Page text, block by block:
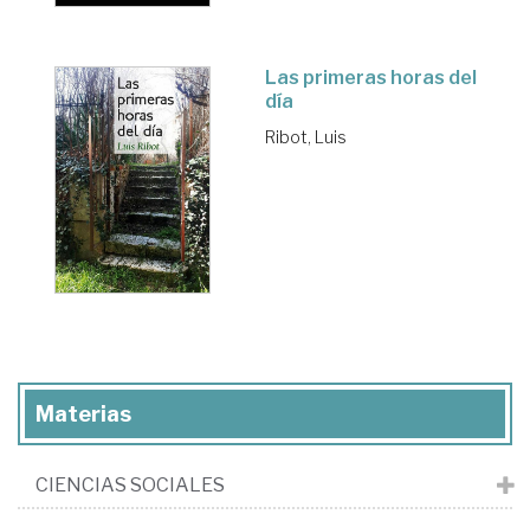
Las primeras horas del
día
Ribot, Luis
Materias
CIENCIAS SOCIALES